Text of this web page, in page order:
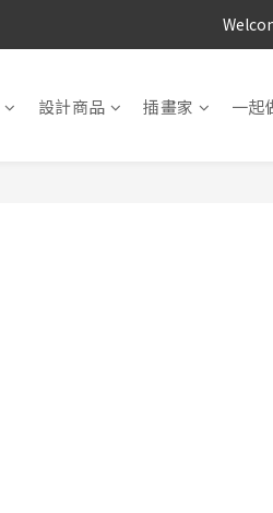
設計商品 插畫家 一起